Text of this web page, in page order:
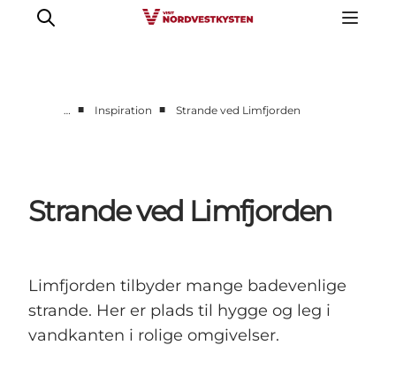
Handicapvenlig ferie
Events
Planlæg din ferie
… ■ Inspiration ■ Strande ved Limfjorden
Strande ved Limfjorden
Limfjorden tilbyder mange badevenlige
strande. Her er plads til hygge og leg i
vandkanten i rolige omgivelser.